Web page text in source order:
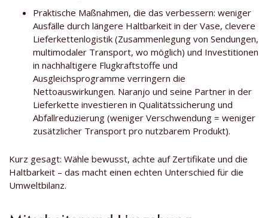
Praktische Maßnahmen, die das verbessern: weniger
Ausfälle durch längere Haltbarkeit in der Vase, clevere
Lieferkettenlogistik (Zusammenlegung von Sendungen,
multimodaler Transport, wo möglich) und Investitionen
in nachhaltigere Flugkraftstoffe und
Ausgleichsprogramme verringern die
Nettoauswirkungen. Naranjo und seine Partner in der
Lieferkette investieren in Qualitätssicherung und
Abfallreduzierung (weniger Verschwendung = weniger
zusätzlicher Transport pro nutzbarem Produkt).
Kurz gesagt: Wähle bewusst, achte auf Zertifikate und die
Haltbarkeit – das macht einen echten Unterschied für die
Umweltbilanz.